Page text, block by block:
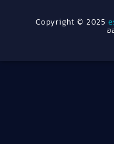
1940
Copyright © 2025
อ